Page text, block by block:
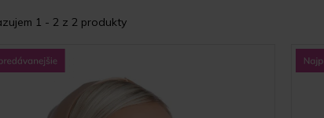
1 - 2 z 2 produkty